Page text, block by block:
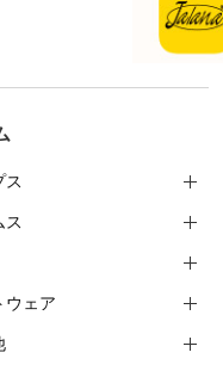
ス
ス
ウェア